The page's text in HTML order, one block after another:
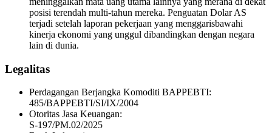
posisi terendah multi-tahun mereka. Penguatan Dolar AS
terjadi setelah laporan pekerjaan yang menggarisbawahi
kinerja ekonomi yang unggul dibandingkan dengan negara
lain di dunia.
Legalitas
Perdagangan Berjangka Komoditi BAPPEBTI:
485/BAPPEBTI/SI/IX/2004
Otoritas Jasa Keuangan:
S-197/PM.02/2025